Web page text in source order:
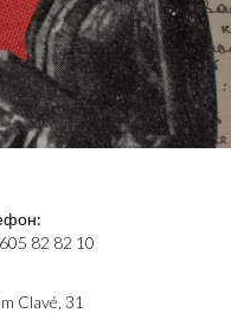
82 82 10
Clavé, 31